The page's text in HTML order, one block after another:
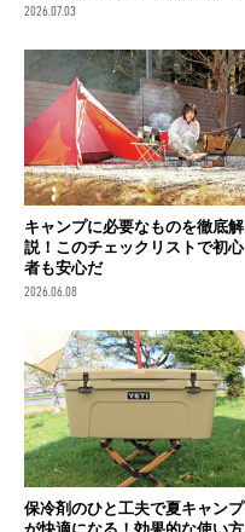
2026.07.03
キャンプに必要なものを徹底解
説！このチェックリストで初心
者も安心だ
2026.06.08
保冷剤のひと工夫で夏キャンプ